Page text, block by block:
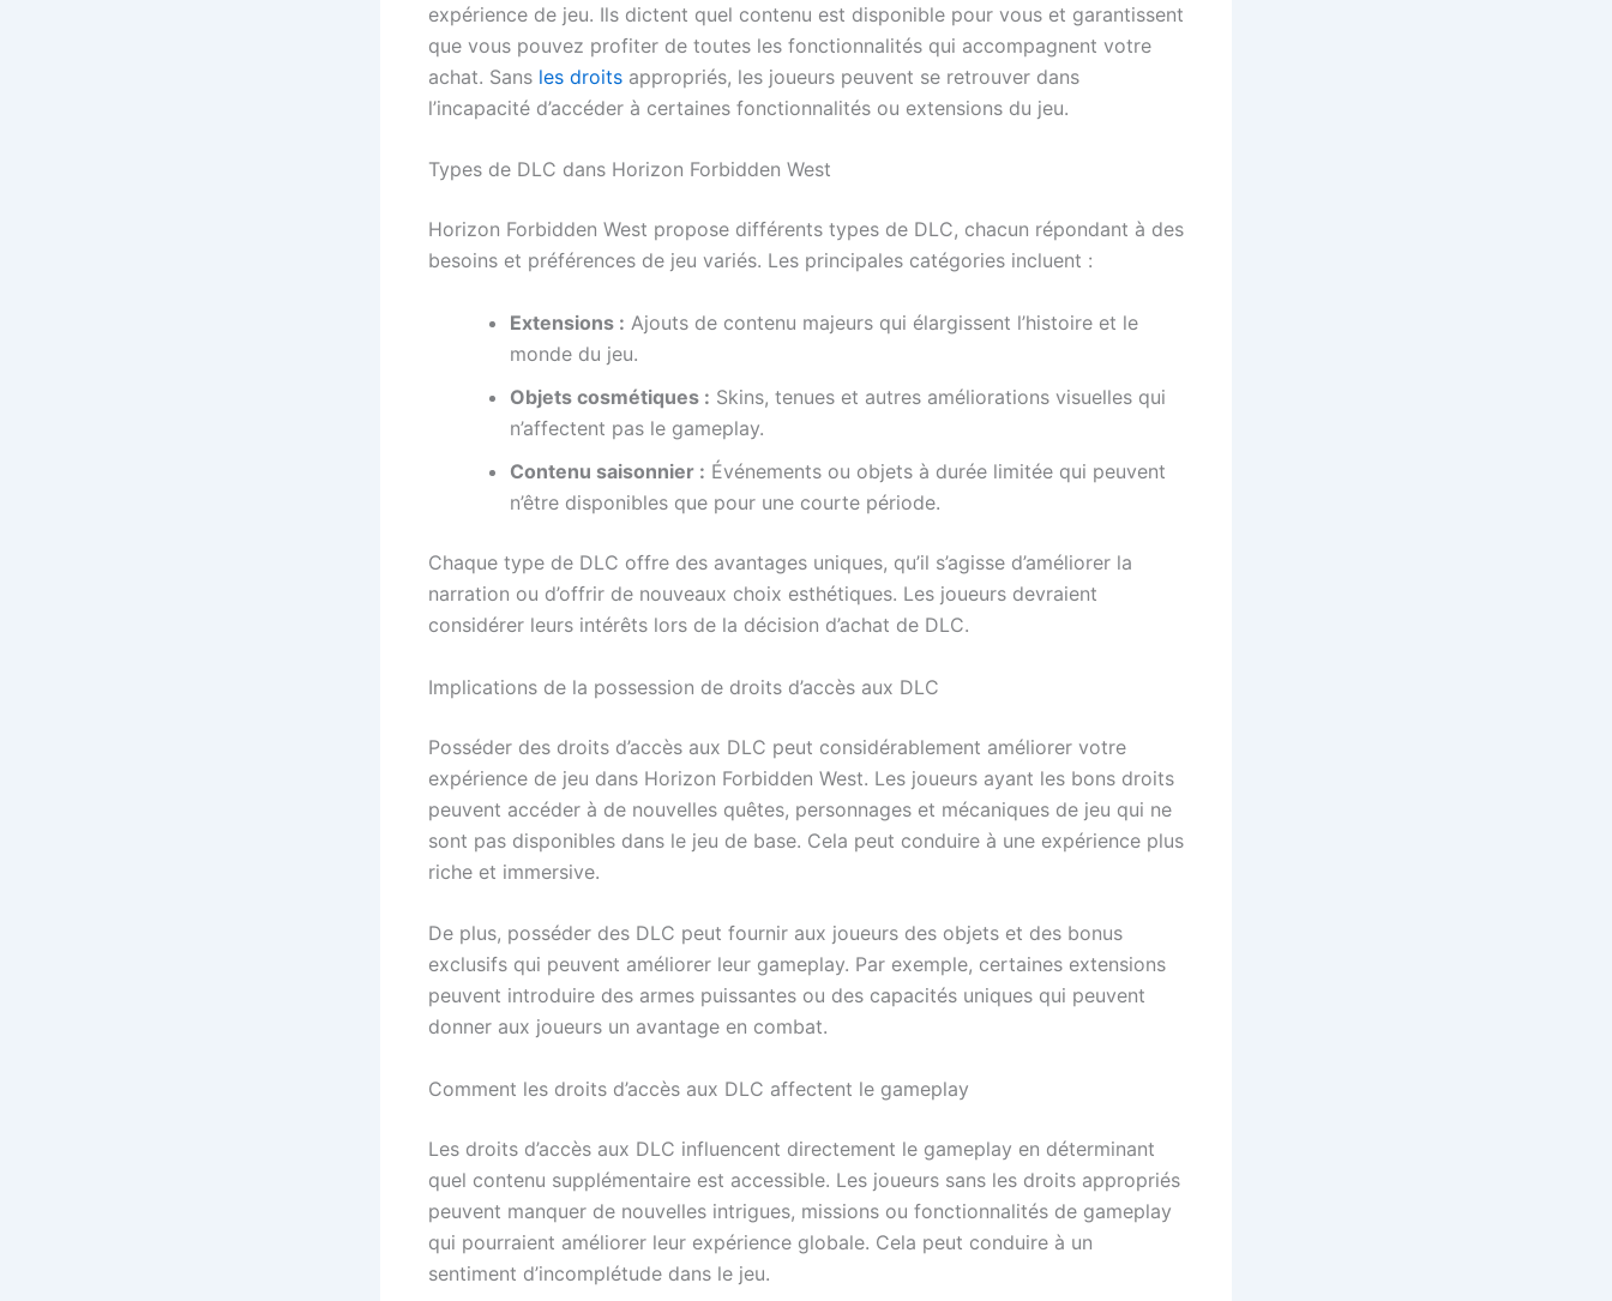
expérience de jeu. Ils dictent quel contenu est disponible pour vous et garantissent
que vous pouvez profiter de toutes les fonctionnalités qui accompagnent votre
achat. Sans les droits appropriés, les joueurs peuvent se retrouver dans
l’incapacité d’accéder à certaines fonctionnalités ou extensions du jeu.
Types de DLC dans Horizon Forbidden West
Horizon Forbidden West propose différents types de DLC, chacun répondant à des
besoins et préférences de jeu variés. Les principales catégories incluent :
Extensions : Ajouts de contenu majeurs qui élargissent l’histoire et le
monde du jeu.
Objets cosmétiques : Skins, tenues et autres améliorations visuelles qui
n’affectent pas le gameplay.
Contenu saisonnier : Événements ou objets à durée limitée qui peuvent
n’être disponibles que pour une courte période.
Chaque type de DLC offre des avantages uniques, qu’il s’agisse d’améliorer la
narration ou d’offrir de nouveaux choix esthétiques. Les joueurs devraient
considérer leurs intérêts lors de la décision d’achat de DLC.
Implications de la possession de droits d’accès aux DLC
Posséder des droits d’accès aux DLC peut considérablement améliorer votre
expérience de jeu dans Horizon Forbidden West. Les joueurs ayant les bons droits
peuvent accéder à de nouvelles quêtes, personnages et mécaniques de jeu qui ne
sont pas disponibles dans le jeu de base. Cela peut conduire à une expérience plus
riche et immersive.
De plus, posséder des DLC peut fournir aux joueurs des objets et des bonus
exclusifs qui peuvent améliorer leur gameplay. Par exemple, certaines extensions
peuvent introduire des armes puissantes ou des capacités uniques qui peuvent
donner aux joueurs un avantage en combat.
Comment les droits d’accès aux DLC affectent le gameplay
Les droits d’accès aux DLC influencent directement le gameplay en déterminant
quel contenu supplémentaire est accessible. Les joueurs sans les droits appropriés
peuvent manquer de nouvelles intrigues, missions ou fonctionnalités de gameplay
qui pourraient améliorer leur expérience globale. Cela peut conduire à un
sentiment d’incomplétude dans le jeu.